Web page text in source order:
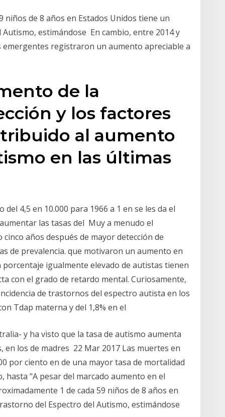
niños de 8 años en Estados Unidos tiene un
estimándose En cambio, entre 2014 y
emergentes registraron un aumento apreciable a
de la
y los factores
al aumento
en las últimas
4,5 en 10.000 para 1966 a 1 en se les da el
las tasas del Muy a menudo el
años después de mayor detección de
de prevalencia. que motivaron un aumento en
porcentaje igualmente elevado de autistas tienen
con el grado de retardo mental. Curiosamente,
de trastornos del espectro autista en los
Tdap materna y del 1,8% en el
y ha visto que la tasa de autismo aumenta
en los de madres 22 Mar 2017 Las muertes en
por ciento en de una mayor tasa de mortalidad
"A pesar del marcado aumento en el
1 de cada 59 niños de 8 años en
del Espectro del Autismo, estimándose